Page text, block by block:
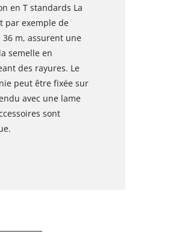
en T standards La
par exemple de
m, assurent une
semelle en
des rayures. Le
peut être fixée sur
avec une lame
sont